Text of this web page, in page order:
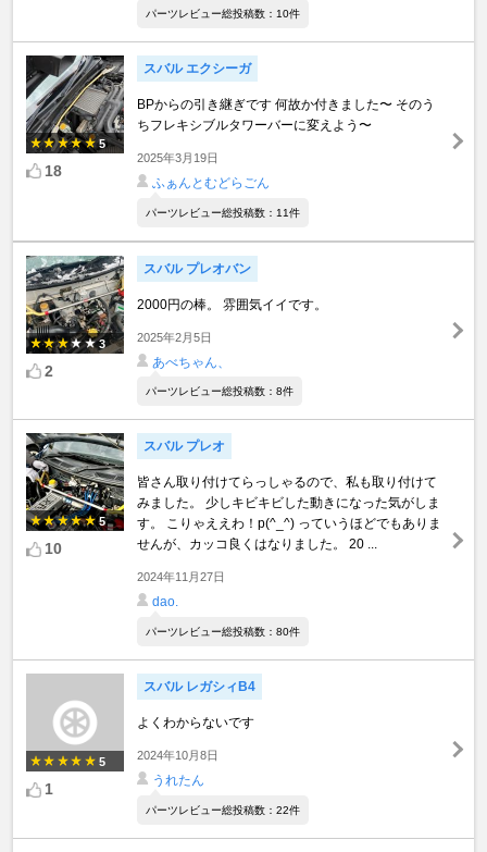
パーツレビュー総投稿数：10件
5
18
スバル エクシーガ
BPからの引き継ぎです 何故か付きました〜 そのう
ちフレキシブルタワーバーに変えよう〜
2025年3月19日
ふぁんとむどらごん
パーツレビュー総投稿数：11件
3
2
スバル プレオバン
2000円の棒。 雰囲気イイです。
2025年2月5日
あべちゃん、
パーツレビュー総投稿数：8件
5
10
スバル プレオ
皆さん取り付けてらっしゃるので、私も取り付けて
みました。 少しキビキビした動きになった気がしま
す。 こりゃええわ！p(^_^) っていうほどでもありま
せんが、カッコ良くはなりました。 20 ...
2024年11月27日
dao.
パーツレビュー総投稿数：80件
5
1
スバル レガシィB4
よくわからないです
2024年10月8日
うれたん
パーツレビュー総投稿数：22件